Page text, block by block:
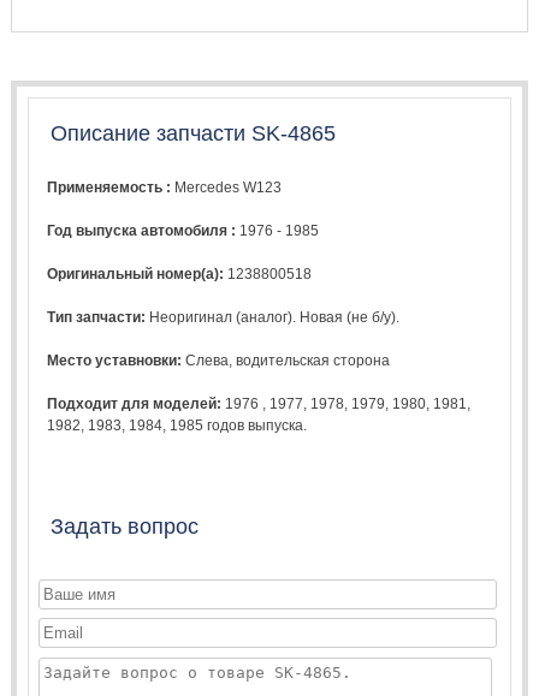
Описание запчасти SK-4865
Применяемость : Mercedes W123
Год выпуска автомобиля : 1976 - 1985
Оригинальный номер(а): 1238800518
Тип запчасти: Неоригинал (аналог). Новая (не б/у).
Место уставновки:Слева, водительская сторона
Подходит для моделей: 1976 1977 1978 1979 1980 1981
1982 1983 1984 1985 годов выпуска.
Задать вопрос